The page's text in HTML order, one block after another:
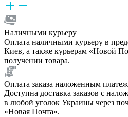
Наличными курьеру
Оплата наличными курьеру в
Киев, а также курьерам «Новой
получении товара.
Оплата заказа наложенным
Доступна доставка заказов с
в любой уголок Украины через
«Новая Почта».